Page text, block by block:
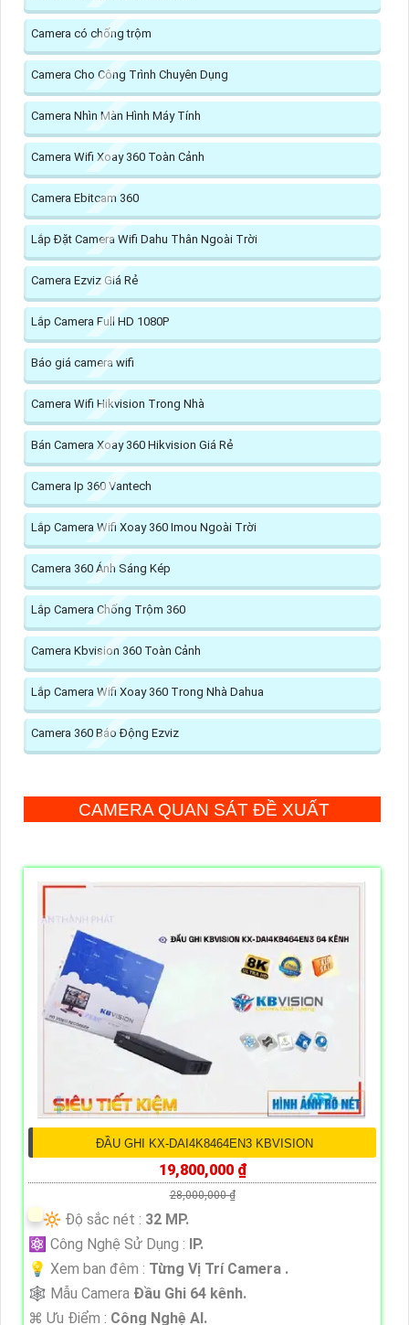
Camera có chống trộm
Camera Cho Công Trình Chuyên Dụng
Camera Nhìn Màn Hình Máy Tính
Camera Wifi Xoay 360 Toàn Cảnh
Camera Ebitcam 360
Lắp Đặt Camera Wifi Dahu Thân Ngoài Trời
Camera Ezviz Giá Rẻ
Lắp Camera Full HD 1080P
Báo giá camera wifi
Camera Wifi Hikvision Trong Nhà
Bán Camera Xoay 360 Hikvision Giá Rẻ
Camera Ip 360 Vantech
Lắp Camera Wifi Xoay 360 Imou Ngoài Trời
Camera 360 Ánh Sáng Kép
Lắp Camera Chống Trộm 360
Camera Kbvision 360 Toàn Cảnh
Lắp Camera Wifi Xoay 360 Trong Nhà Dahua
Camera 360 Báo Động Ezviz
CAMERA QUAN SÁT ĐỀ XUẤT
ĐẦU GHI KX-DAI4K8464EN3 KBVISION
19,800,000 ₫
28,000,000 ₫
🔆 Độ sắc nét : 32 MP.
⚛️ Công Nghệ Sử Dụng : IP.
💡 Xem ban đêm : Từng Vị Trí Camera .
🕸️ Mẫu Camera Đầu Ghi 64 kênh.
️⌘ Ưu Điểm : Công Nghệ AI.